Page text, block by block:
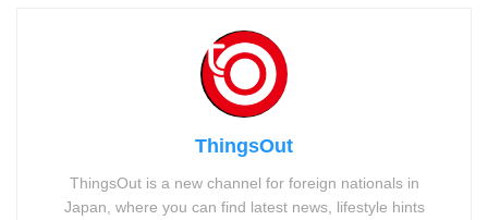
ThingsOut
ThingsOut is a new channel for foreign nationals in
Japan, where you can find latest news, lifestyle hints